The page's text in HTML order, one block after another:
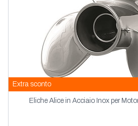
Extra sconto
Eliche Alice in Acciaio Inox per